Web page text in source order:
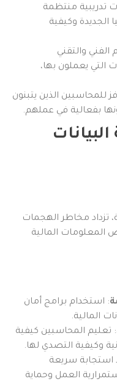
تدريبية منتظمة
الجديدة وكيفية
الفني والتقني
يعملون بها،
للمحاسبين الذين يتبنون
بفعالية في عملهم.
تزداد مخاطر الهجمات
المعلومات المالية
: استخدام برامج أمان
المالية.
: تعليم المحاسبين كيفية
وكيفية التصدي لها.
سريعة
العمل وحماية